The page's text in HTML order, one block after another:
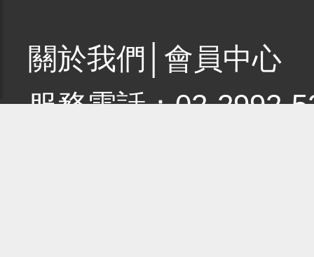
關於我們
會員中心
服務電話：02-2992-